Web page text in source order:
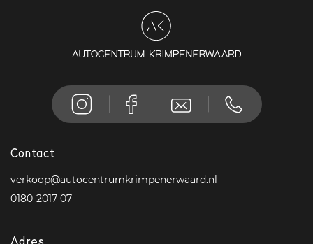
Contact
verkoop@autocentrumkrimpenerwaard.nl
0180-2017 07